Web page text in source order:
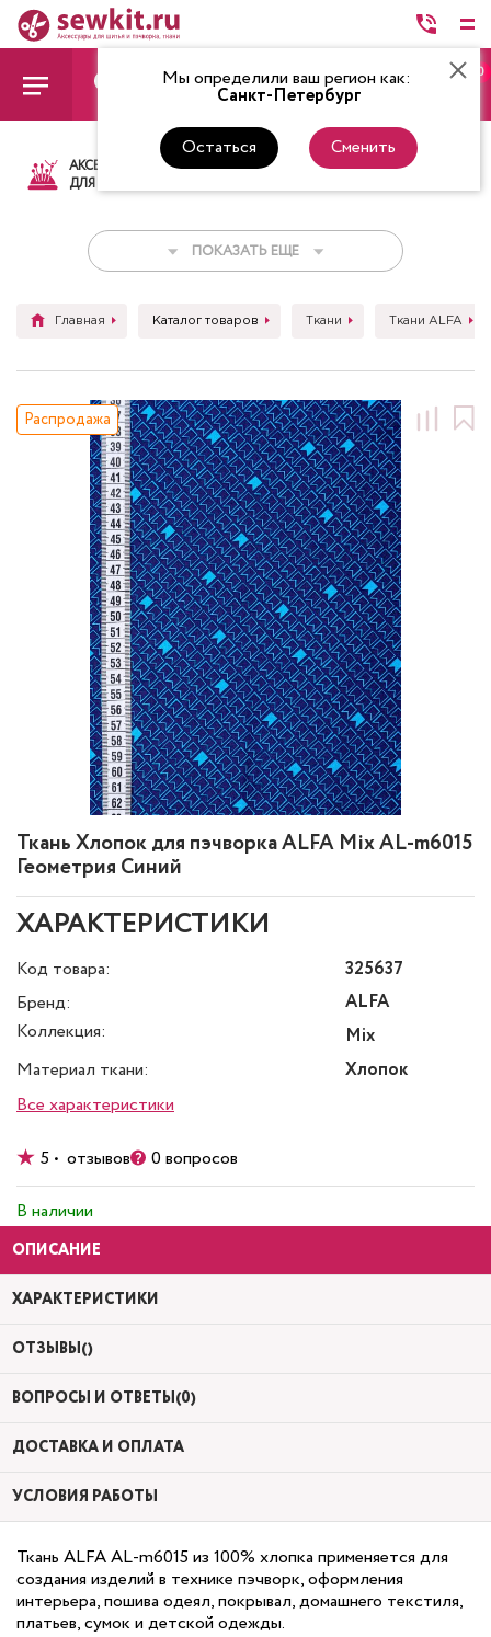
Мы определили ваш регион как:
Санкт-Петербург
Остаться Сменить
0
АКСЕССУАРЫ
ДЛЯ ШИТЬЯ
ТКАНИ НИТКИ
ПОКАЗАТЬ ЕЩЕ
Главная Каталог товаров Ткани Ткани ALFA
Ткань Хлопок для пэчворка ALFA Mix AL-m6015
Геометрия Синий
Распродажа
ХАРАКТЕРИСТИКИ
Код товара:
325637
Бренд:
ALFA
Коллекция:
Mix
Материал ткани:
Хлопок
Все характеристики
5 • отзывов 0 вопросов
В наличии
ОПИСАНИЕ
ХАРАКТЕРИСТИКИ
ОТЗЫВЫ()
ВОПРОСЫ И ОТВЕТЫ(0)
ДОСТАВКА И ОПЛАТА
УСЛОВИЯ РАБОТЫ
Ткань ALFA AL-m6015 из 100% хлопка применяется для
создания изделий в технике пэчворк, оформления
интерьера, пошива одеял, покрывал, домашнего текстиля,
платьев, сумок и детской одежды.